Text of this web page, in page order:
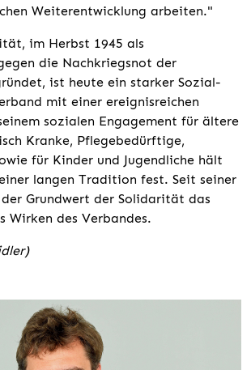
Weiterentwicklung arbeiten."
im Herbst 1945 als
die Nachkriegsnot der
ist heute ein starker Sozial-
mit einer ereignisreichen
sozialen Engagement für ältere
Kranke, Pflegebedürftige,
für Kinder und Jugendliche hält
langen Tradition fest. Seit seiner
Grundwert der Solidarität das
Wirken des Verbandes.